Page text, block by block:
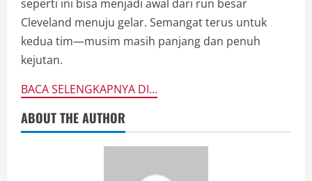
seperti ini bisa menjadi awal dari run besar
Cleveland menuju gelar. Semangat terus untuk
kedua tim—musim masih panjang dan penuh
kejutan.
BACA SELENGKAPNYA DI…
ABOUT THE AUTHOR